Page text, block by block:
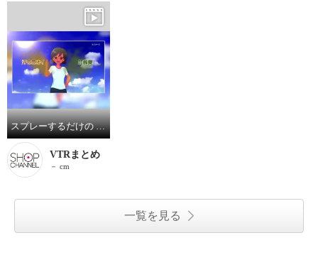
スプレーするだけの 涼感＆消臭対策 ひんやりシャツシャワー フルーティーシャボン ３本セット
VTRまとめ
－ cm
一覧を見る